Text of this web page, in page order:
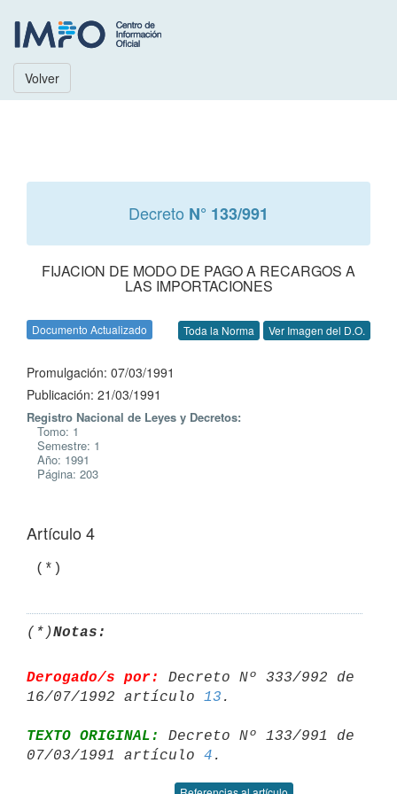
Volver
Decreto N° 133/991
FIJACION DE MODO DE PAGO A RECARGOS A
LAS IMPORTACIONES
Documento Actualizado Toda la Norma Ver Imagen del D.O.
Promulgación: 07/03/1991
Publicación: 21/03/1991
Registro Nacional de Leyes y Decretos:
Tomo: 1
Semestre: 1
Año: 1991
Página: 203
Artículo 4
(*)Notas:
Derogado/s por:
Decreto Nº 333/992 de
16/07/1992 artículo 13
TEXTO ORIGINAL:
Decreto Nº 133/991 de
07/03/1991 artículo 4